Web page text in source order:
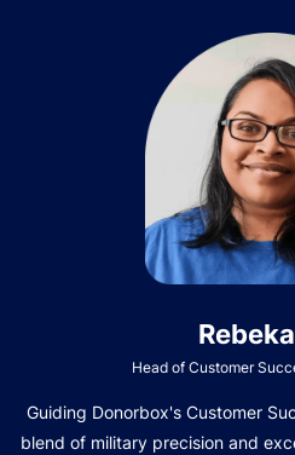
Head of Customer
Guiding Donorbox's Customer
blend of military precision and